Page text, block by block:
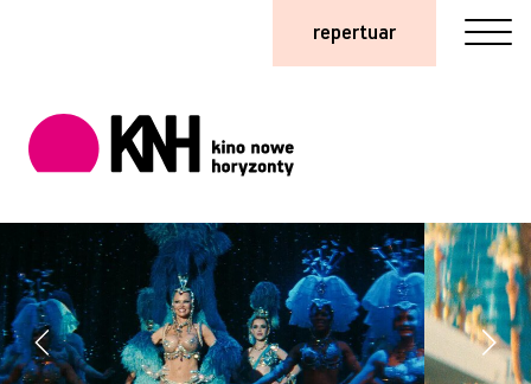
repertuar